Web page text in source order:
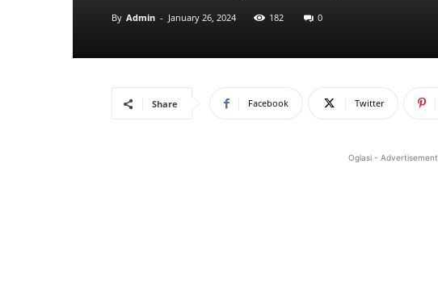
By Admin - January 26, 2024 182 0
Share Facebook Twitter
Oglasi - Advertisement